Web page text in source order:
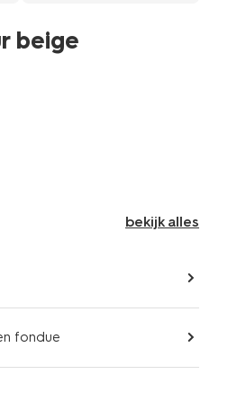
beige
bekijk alles
fondue